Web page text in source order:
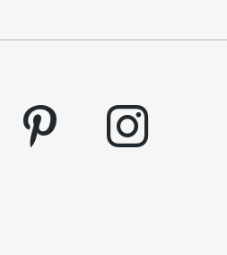
pinterest instagram